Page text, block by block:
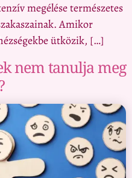
megélése természetes
Amikor
ütközik, […]
nem tanulja meg